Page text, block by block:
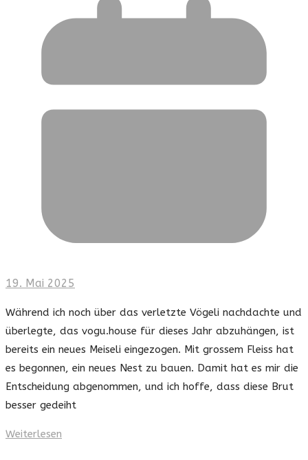
19. Mai 2025
Während ich noch über das verletzte Vögeli nachdachte und
überlegte, das vogu.house für dieses Jahr abzuhängen, ist
bereits ein neues Meiseli eingezogen. Mit grossem Fleiss hat
es begonnen, ein neues Nest zu bauen. Damit hat es mir die
Entscheidung abgenommen, und ich hoffe, dass diese Brut
besser gedeiht
Weiterlesen